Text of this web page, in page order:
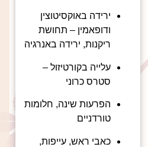
ירידה באוקסיטוצין
ודופאמין – תחושת
ריקנות, ירידה באנרגיה
עלייה בקורטיזול –
סטרס כרוני
הפרעות שינה, חלומות
טורדניים
כאבי ראש, עייפות,